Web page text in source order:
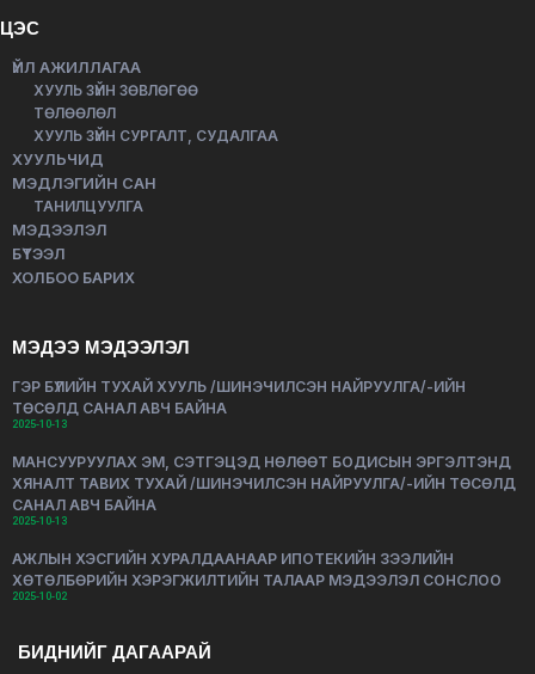
ЦЭС
ҮЙЛ АЖИЛЛАГАА
ХУУЛЬ ЗҮЙН ЗӨВЛӨГӨӨ
ТӨЛӨӨЛӨЛ
ХУУЛЬ ЗҮЙН СУРГАЛТ, СУДАЛГАА
ХУУЛЬЧИД
МЭДЛЭГИЙН САН
ТАНИЛЦУУЛГА
МЭДЭЭЛЭЛ
БҮТЭЭЛ
ХОЛБОО БАРИХ
МЭДЭЭ МЭДЭЭЛЭЛ
ГЭР БҮЛИЙН ТУХАЙ ХУУЛЬ /ШИНЭЧИЛСЭН НАЙРУУЛГА/-ИЙН
ТӨСӨЛД САНАЛ АВЧ БАЙНА
2025-10-13
МАНСУУРУУЛАХ ЭМ, СЭТГЭЦЭД НӨЛӨӨТ БОДИСЫН ЭРГЭЛТЭНД
ХЯНАЛТ ТАВИХ ТУХАЙ /ШИНЭЧИЛСЭН НАЙРУУЛГА/-ИЙН ТӨСӨЛД
САНАЛ АВЧ БАЙНА
2025-10-13
АЖЛЫН ХЭСГИЙН ХУРАЛДААНААР ИПОТЕКИЙН ЗЭЭЛИЙН
ХӨТӨЛБӨРИЙН ХЭРЭГЖИЛТИЙН ТАЛААР МЭДЭЭЛЭЛ СОНСЛОО
2025-10-02
БИДНИЙГ ДАГААРАЙ